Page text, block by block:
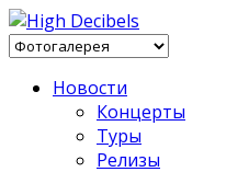
Новости
Концерты
Туры
Релизы